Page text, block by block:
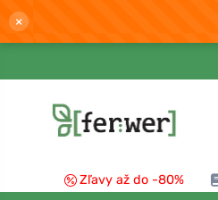
×
Zľavy až do -80%